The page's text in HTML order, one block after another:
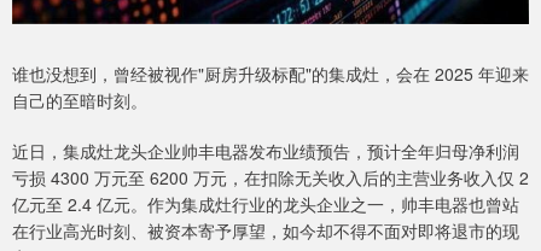
谁也没想到，曾经被视作"厨房升级标配"的集成灶，会在 2025 年迎来
自己的至暗时刻。
近日，集成灶龙头企业帅丰电器发布业绩预告，预计全年归母净利润
亏损 4300 万元至 6200 万元，在扣除无关收入后的主营业务收入仅 2
亿元至 2.4 亿元。作为集成灶行业的龙头企业之一，帅丰电器也曾站
在行业高光时刻、被资本寄予厚望，如今却不得不面对即将退市的现